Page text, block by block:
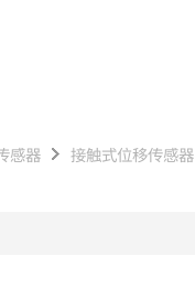
感器 接触式位移传感器